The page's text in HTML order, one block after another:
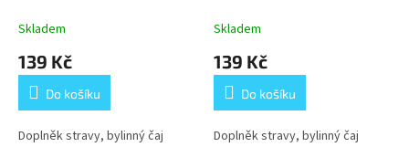
Skladem
139 Kč
Do košíku
Doplněk stravy, bylinný čaj
Skladem
139 Kč
Do košíku
Doplněk stravy, bylinný čaj